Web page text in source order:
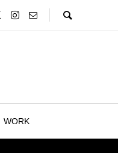
WORK